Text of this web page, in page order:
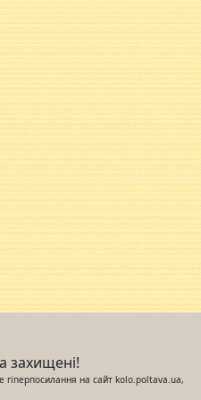
захищені!
гіперпосилання на сайт kolo.poltava.ua,